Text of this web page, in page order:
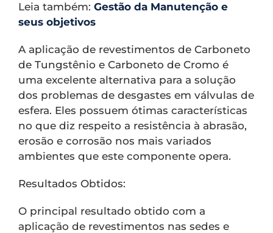
Leia também: Gestão da Manutenção e
seus objetivos
A aplicação de revestimentos de Carboneto
de Tungstênio e Carboneto de Cromo é
uma excelente alternativa para a solução
dos problemas de desgastes em válvulas de
esfera. Eles possuem ótimas características
no que diz respeito a resistência à abrasão,
erosão e corrosão nos mais variados
ambientes que este componente opera.
Resultados Obtidos:
O principal resultado obtido com a
aplicação de revestimentos nas sedes e